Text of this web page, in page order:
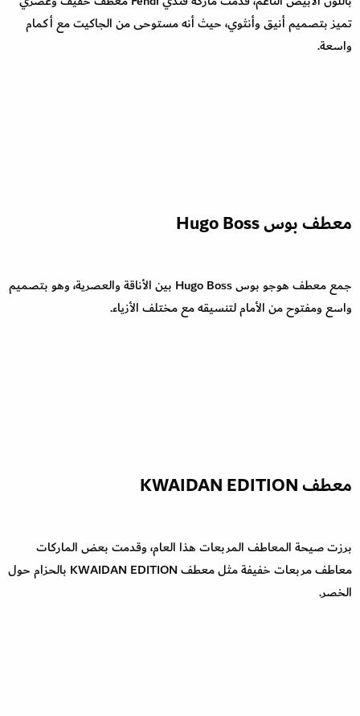
تميز بتصميم أنيق وأنثوي، حيث أنه مستوحى من الجاكيت مع أكمام
واسعة.
معطف بوس Hugo Boss
جمع معطف هوجو بوس Hugo Boss بين الأناقة والعصرية، وهو بتصميم
واسع ومفتوح من الأمام لتنسيقه مع مختلف الأزياء.
معطف KWAIDAN EDITION
برزت صيحة المعاطف المربعات هذا العام، وقدمت بعض الماركات
معاطف مربعات خفيفة مثل معطف KWAIDAN EDITION بالحزام حول
الخصر.